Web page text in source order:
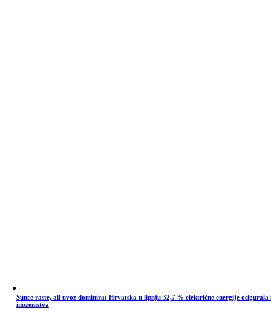
Sunce raste, ali uvoz dominira: Hrvatska u lipnju 32,7 % električne energije osigurala
inozemstva